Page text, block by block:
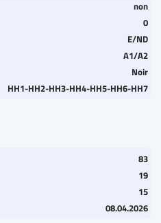
non
0
E/ND
A1/A2
Noir
HH1-HH2-HH3-HH4-HH5-HH6-HH7
83
19
15
08.04.2026